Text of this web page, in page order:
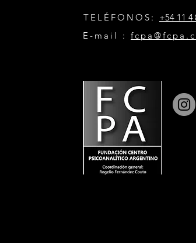
TELÉFONOS: +54 11
E-mail :